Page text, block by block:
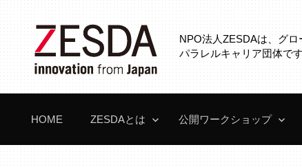
コ
ン
テ
ン
ツ
ッ
NPO法人ZESDAは、グ
パラレルキャリア団体で
HOME ZESDAとは 公開ワークショップ